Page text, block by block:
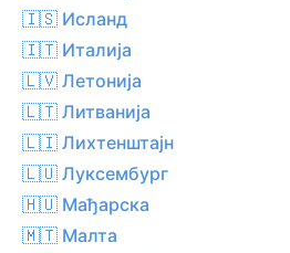
🇮🇸 Исланд
🇮🇹 Италија
🇱🇻 Летонија
🇱🇹 Литванија
🇱🇮 Лихтенштајн
🇱🇺 Луксембург
🇭🇺 Мађарска
🇲🇹 Малта